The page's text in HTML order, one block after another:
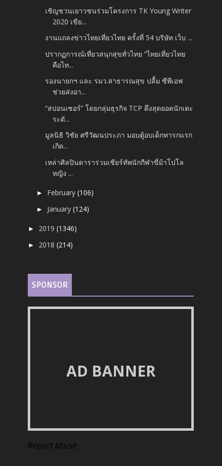
เชิญชวนเยาวชนร่วมโครงการ TK Young Writer
2020 เขีย...
งานแถลงข่าวไทยเที่ยวไทย ครั้งที่ 54 บริษัท เว็บ ...
ปรากฏการณ์เที่ยวสนุกสุขทั่วไทย “ไทยเที่ยวไทย
คือไท...
รองนายกฯ และ รมว.สาธารณสุข ปลื้ม ซีพีเอฟ
ช่วยส่งอา...
“สปอนเซอร์” โดยกลุ่มธุรกิจ TCP ดึงสุดยอดนักเตะ
ระดั...
มูลนิธิ วิชัย ศรีวัฒนประภา มอบตู้อบเด็กทารกแรก
เกิด...
เหล่าศิลปินดาราร่วมเชียร์ทัพนักกีฬาขี่ม้าโปโล
หญิง ...
► February(106)
► January(124)
► 2019(1346)
► 2018(214)
SPONSOR
AD BANNER
Report Abuse